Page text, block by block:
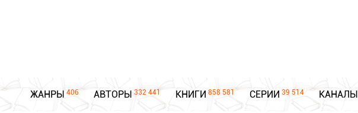
ЖАНРЫ 406 АВТОРЫ 332 441 КНИГИ 858 581 СЕРИИ 39 514 КАНАЛЫ